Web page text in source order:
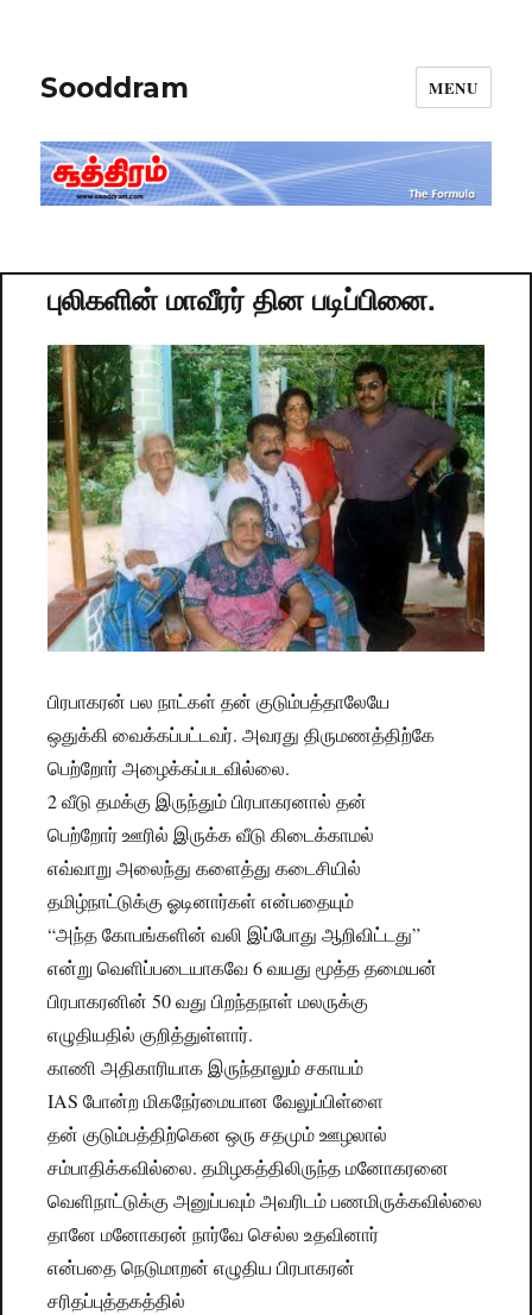
Sooddram MENU
புலிகளின் மாவீரர் தின படிப்பினை.
பிரபாகரன் பல நாட்கள் தன் குடும்பத்தாலேயே
ஒதுக்கி வைக்கப்பட்டவர். அவரது திருமணத்திற்கே
பெற்றோர் அழைக்கப்படவில்லை.
2 வீடு தமக்கு இருந்தும் பிரபாகரனால் தன்
பெற்றோர் ஊரில் இருக்க வீடு கிடைக்காமல்
எவ்வாறு அலைந்து களைத்து கடைசியில்
தமிழ்நாட்டுக்கு ஓடினார்கள் என்பதையும்
“அந்த கோபங்களின் வலி இப்போது ஆறிவிட்டது”
என்று வெளிப்படையாகவே 6 வயது மூத்த தமையன்
பிரபாகரனின் 50 வது பிறந்தநாள் மலருக்கு
எழுதியதில் குறித்துள்ளார்.
காணி அதிகாரியாக இருந்தாலும் சகாயம்
IAS போன்ற மிகநேர்மையான வேலுப்பிள்ளை
தன் குடும்பத்திற்கென ஒரு சதமும் ஊழலால்
சம்பாதிக்கவில்லை. தமிழகத்திலிருந்த மனோகரனை
வெளிநாட்டுக்கு அனுப்பவும் அவரிடம் பணமிருக்கவில்லை
தானே மனோகரன் நார்வே செல்ல உதவினார்
என்பதை நெடுமாறன் எழுதிய பிரபாகரன்
சரிதப்புத்தகத்தில்